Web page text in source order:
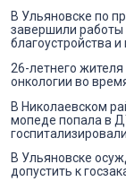
В Ульяновске по
завершили работы
благоустройства
26-летнего
онкологии во
В Николаевском
мопеде попала в
госпитализировали
В Ульяновске
допустить к